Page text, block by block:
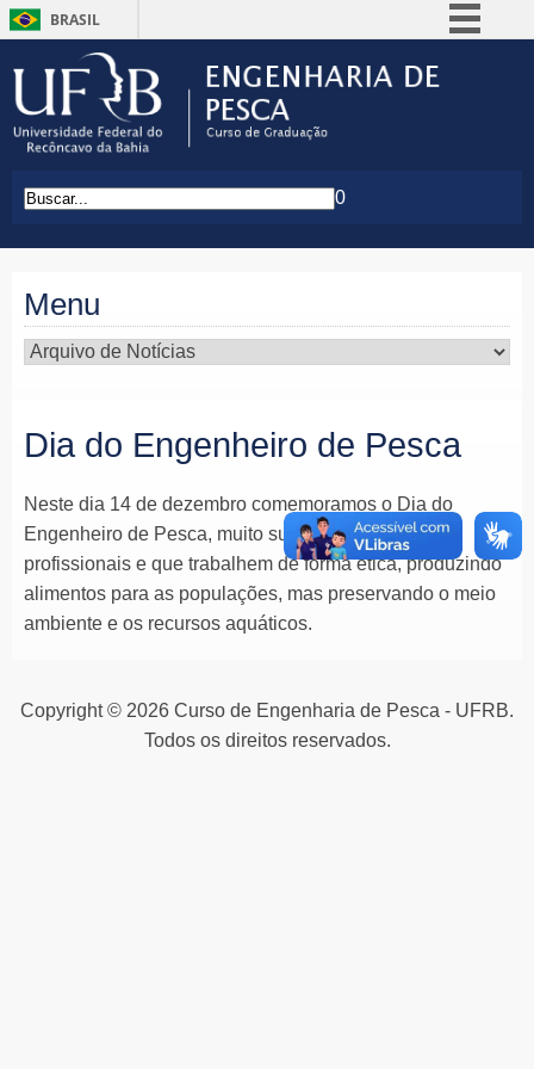
BRASIL
Legislação
Canais
0
Menu
Dia do Engenheiro de Pesca
Neste dia 14 de dezembro comemoramos o Dia do
Engenheiro de Pesca, muito sucesso a estes
profissionais e que trabalhem de forma ética, produzindo
alimentos para as populações, mas preservando o meio
ambiente e os recursos aquáticos.
Copyright © 2026 Curso de Engenharia de Pesca - UFRB.
Todos os direitos reservados.